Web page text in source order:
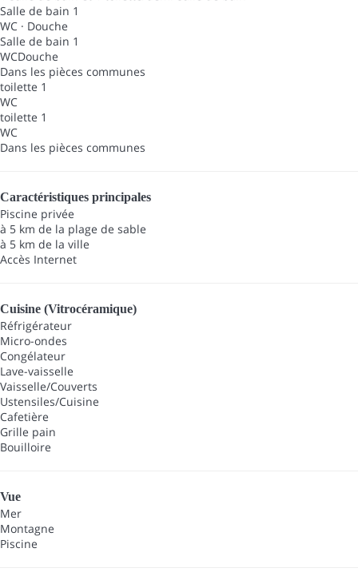
Salle de bain 1
WC · Douche
Salle de bain 1
WCDouche
Dans les pièces communes
toilette 1
WC
toilette 1
WC
Dans les pièces communes
Caractéristiques principales
Piscine privée
à 5 km de la plage de sable
à 5 km de la ville
Accès Internet
Cuisine (Vitrocéramique)
Réfrigérateur
Micro-ondes
Congélateur
Lave-vaisselle
Vaisselle/Couverts
Ustensiles/Cuisine
Cafetière
Grille pain
Bouilloire
Vue
Mer
Montagne
Piscine